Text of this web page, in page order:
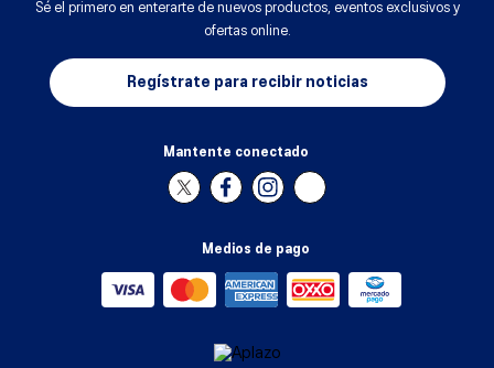
Sé el primero en enterarte de nuevos productos, eventos exclusivos y
ofertas online.
Regístrate para recibir noticias
Mantente conectado
Medios de pago